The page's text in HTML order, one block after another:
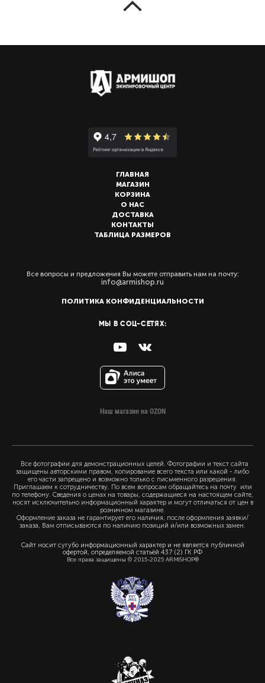
ГЛАВНАЯ
МАГАЗИН
КОРЗИНА
О НАС
ДОСТАВКА
КОНТАКТЫ
ТАБЛИЦА РАЗМЕРОВ
Все вопросы и предложения Вы можете отправить нам на почту:
info@armishop.ru
ПОЛИТИКА КОНФИДЕНЦИАЛЬНОСТИ
МЫ В СОЦ-СЕТЯХ:
Наш магазин на OZON
Все фотографии для демонстрационных целей. Фотографии и текст сайта
защищены авторскими правом, копирование всего текста или какой - либо
его части запрещено и возможно только с письменного разрешения.
Приглашаем к сотрудничеству. По всем вопросам обращайтесь на почту или
по телефону. Сведения о ценах на товары, содержащиеся на настоящем сайте,
носят исключительно информационный характер и могут отличаться от цен в
розничном магазине.
Оформление заказа не гарантирует его наличия, после оформления заявки/
заказа, Вам отписываются по наличию позиций и/или возможных замен.
Сайт носит сугубо информационный характер и не является публичной
офертой, определяемой статьёй 437 (2) ГК РФ
Все права защищены © 2015-2025 ARMISHOP®